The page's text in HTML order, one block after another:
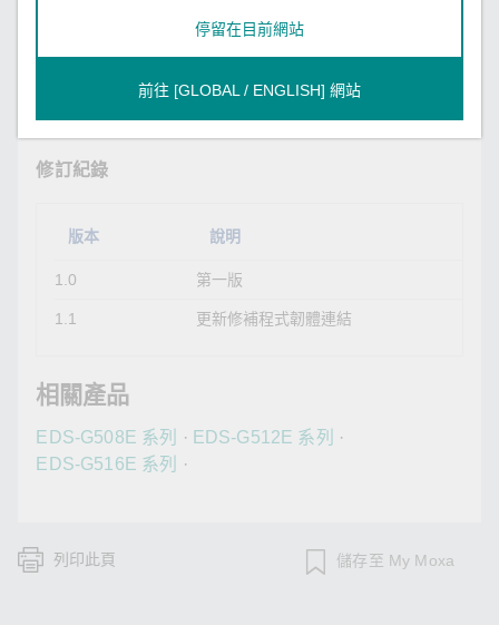
修訂紀錄
版本 說明
1.0 第一版
1.1 更新修補程式韌體連結
相關產品
EDS-G508E 系列 · EDS-G512E 系列
·
EDS-G516E 系列
·
列印此頁 儲存至 My Moxa
停留在目前網站
前往 [GLOBAL / ENGLISH] 網站